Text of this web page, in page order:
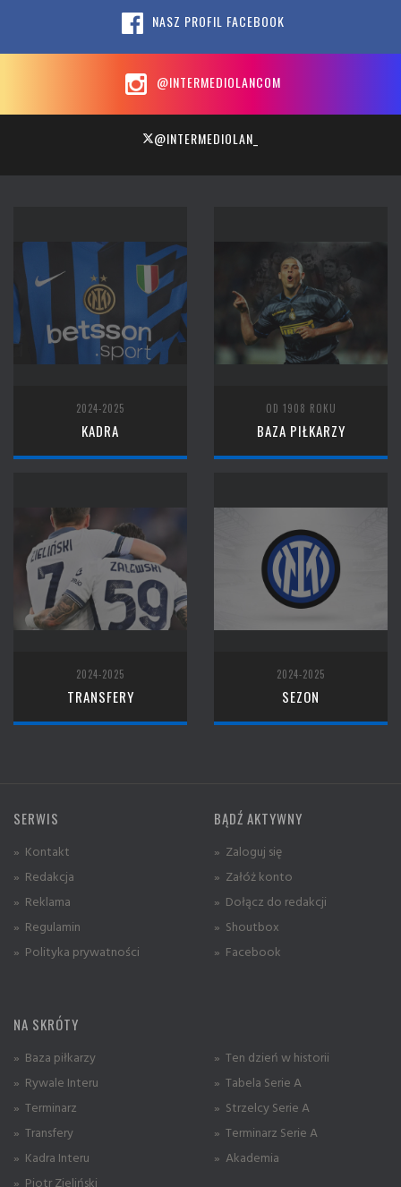
NASZ PROFIL FACEBOOK
@INTERMEDIOLANCOM
@INTERMEDIOLAN_
2024-2025
KADRA
OD 1908 ROKU
BAZA PIŁKARZY
2024-2025
TRANSFERY
2024-2025
SEZON
SERWIS
» Kontakt
» Redakcja
» Reklama
» Regulamin
» Polityka prywatności
BĄDŹ AKTYWNY
» Zaloguj się
» Załóż konto
» Dołącz do redakcji
» Shoutbox
» Facebook
NA SKRÓTY
» Baza piłkarzy
» Rywale Interu
» Terminarz
» Transfery
» Kadra Interu
» Piotr Zieliński
» Ten dzień w historii
» Tabela Serie A
» Strzelcy Serie A
» Terminarz Serie A
» Akademia